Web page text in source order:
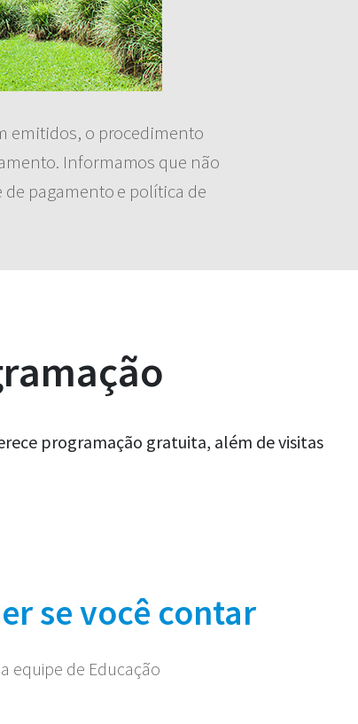
emitidos, o procedimento
Informamos que não
pagamento e política de
programação gratuita, além de visitas
se você contar
equipe de Educação